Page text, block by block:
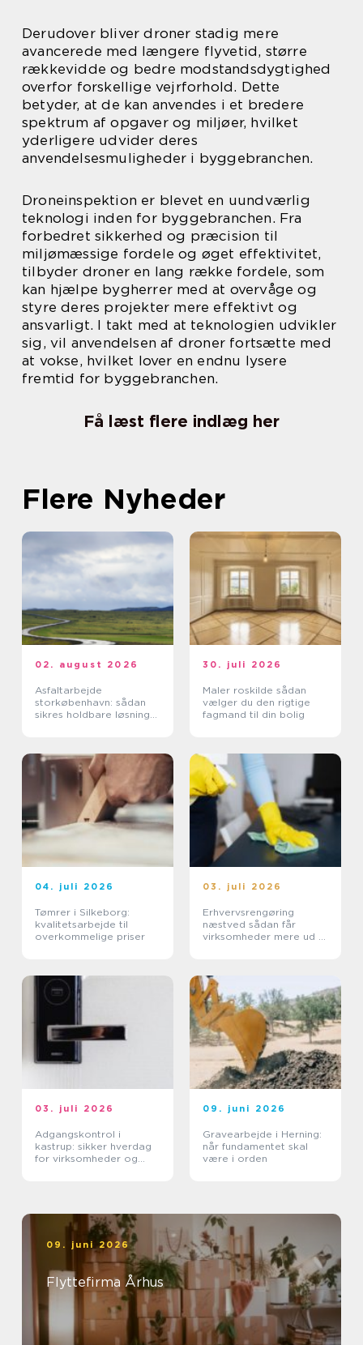
Derudover bliver droner stadig mere
avancerede med længere flyvetid, større
rækkevidde og bedre modstandsdygtighed
overfor forskellige vejrforhold. Dette
betyder, at de kan anvendes i et bredere
spektrum af opgaver og miljøer, hvilket
yderligere udvider deres
anvendelsesmuligheder i byggebranchen.
Droneinspektion er blevet en uundværlig
teknologi inden for byggebranchen. Fra
forbedret sikkerhed og præcision til
miljømæssige fordele og øget effektivitet,
tilbyder droner en lang række fordele, som
kan hjælpe bygherrer med at overvåge og
styre deres projekter mere effektivt og
ansvarligt. I takt med at teknologien udvikler
sig, vil anvendelsen af droner fortsætte med
at vokse, hvilket lover en endnu lysere
fremtid for byggebranchen.
Få læst flere indlæg her
Flere Nyheder
02. august 2026
Asfaltarbejde
storkøbenhavn: sådan
sikres holdbare løsninger
30. juli 2026
Maler roskilde sådan
vælger du den rigtige
fagmand til din bolig
04. juli 2026
Tømrer i Silkeborg:
kvalitetsarbejde til
overkommelige priser
03. juli 2026
Erhvervsrengøring
næstved sådan får
virksomheder mere ud af
03. juli 2026
Adgangskontrol i
kastrup: sikker hverdag
for virksomheder og
09. juni 2026
Gravearbejde i Herning:
når fundamentet skal
være i orden
09. juni 2026
Flyttefirma Århus